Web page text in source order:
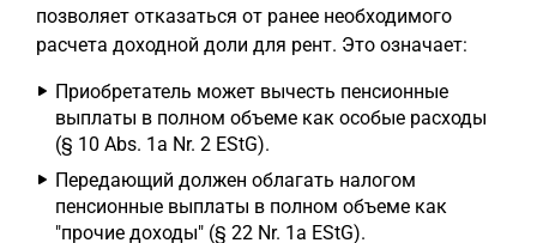
позволяет отказаться от ранее необходимого
расчета доходной доли для рент. Это означает:
Приобретатель может вычесть пенсионные
выплаты в полном объеме как особые расходы
(§ 10 Abs. 1a Nr. 2 EStG).
Передающий должен облагать налогом
пенсионные выплаты в полном объеме как
"прочие доходы" (§ 22 Nr. 1a EStG).